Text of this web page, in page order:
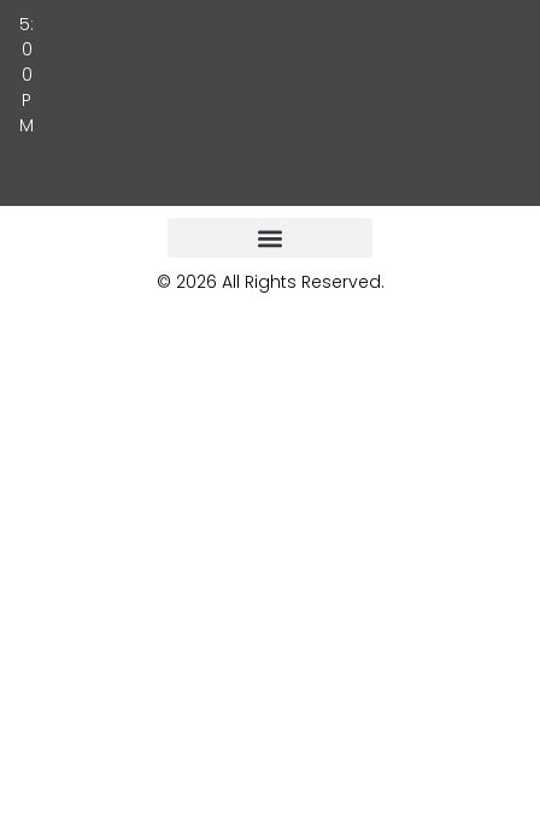
5:
0
0
P
M
© 2026 All Rights Reserved.